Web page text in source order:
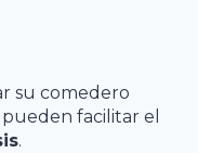
su comedero
facilitar el
.